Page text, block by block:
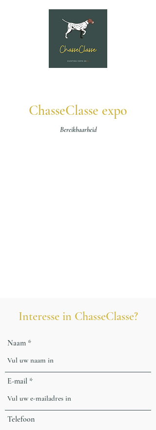
ChasseClasse expo
Bereikbaarheid
Interesse in ChasseClasse?
Naam
E-mail
Telefoon